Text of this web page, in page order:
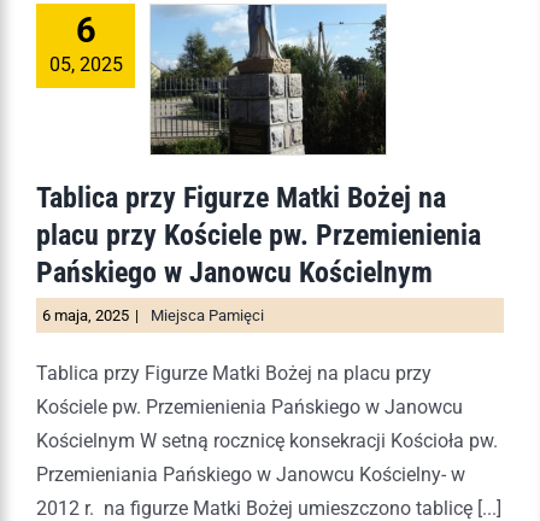
6
05, 2025
Tablica przy Figurze Matki Bożej na
placu przy Kościele pw. Przemienienia
Pańskiego w Janowcu Kościelnym
6 maja, 2025 | Miejsca Pamięci
Tablica przy Figurze Matki Bożej na placu przy
Kościele pw. Przemienienia Pańskiego w Janowcu
Kościelnym W setną rocznicę konsekracji Kościoła pw.
Przemieniania Pańskiego w Janowcu Kościelny- w
2012 r. na figurze Matki Bożej umieszczono tablicę [...]